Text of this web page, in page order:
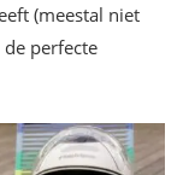
(meestal niet
perfecte